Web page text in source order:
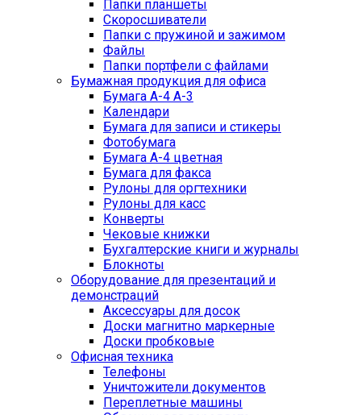
Папки планшеты
Скоросшиватели
Папки с пружиной и зажимом
Файлы
Папки портфели с файлами
Бумажная продукция для офиса
Бумага А-4 А-3
Календари
Бумага для записи и стикеры
Фотобумага
Бумага А-4 цветная
Бумага для факса
Рулоны для оргтехники
Рулоны для касс
Конверты
Чековые книжки
Бухгалтерские книги и журналы
Блокноты
Оборудование для презентаций и
демонстраций
Аксессуары для досок
Доски магнитно маркерные
Доски пробковые
Офисная техника
Телефоны
Уничтожители документов
Переплетные машины